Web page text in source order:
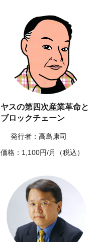
ヤスの第四次産業革命と
ブロックチェーン
発行者：高島康司
価格：1,100円/月（税込）